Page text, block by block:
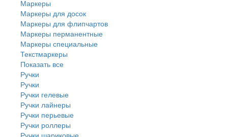
Маркеры
Маркеры для досок
Маркеры для флипчартов
Маркеры перманентные
Маркеры специальные
Текстмаркеры
Показать все
Ручки
Ручки
Ручки гелевые
Ручки лайнеры
Ручки перьевые
Ручки роллеры
Ручки шариковые